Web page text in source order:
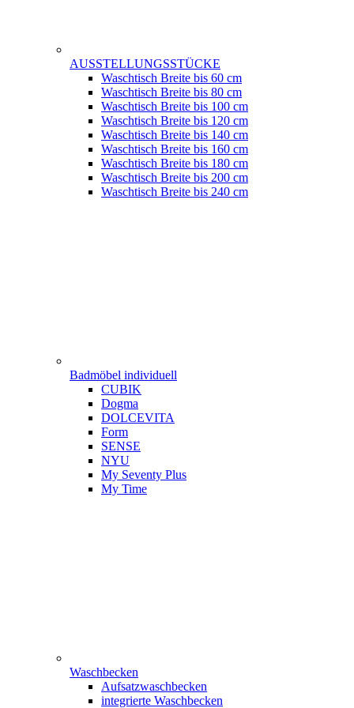
AUSSTELLUNGSSTÜCKE
Waschtisch Breite bis 60 cm
Waschtisch Breite bis 80 cm
Waschtisch Breite bis 100 cm
Waschtisch Breite bis 120 cm
Waschtisch Breite bis 140 cm
Waschtisch Breite bis 160 cm
Waschtisch Breite bis 180 cm
Waschtisch Breite bis 200 cm
Waschtisch Breite bis 240 cm
Badmöbel individuell
CUBIK
Dogma
DOLCEVITA
Form
SENSE
NYU
My Seventy Plus
My Time
Waschbecken
Aufsatzwaschbecken
integrierte Waschbecken